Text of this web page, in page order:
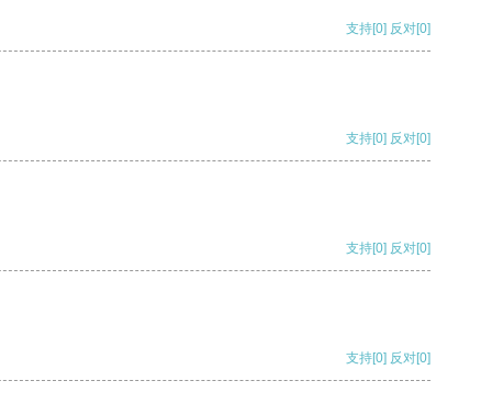
支持[0] 反对[0]
支持[0] 反对[0]
支持[0] 反对[0]
支持[0] 反对[0]